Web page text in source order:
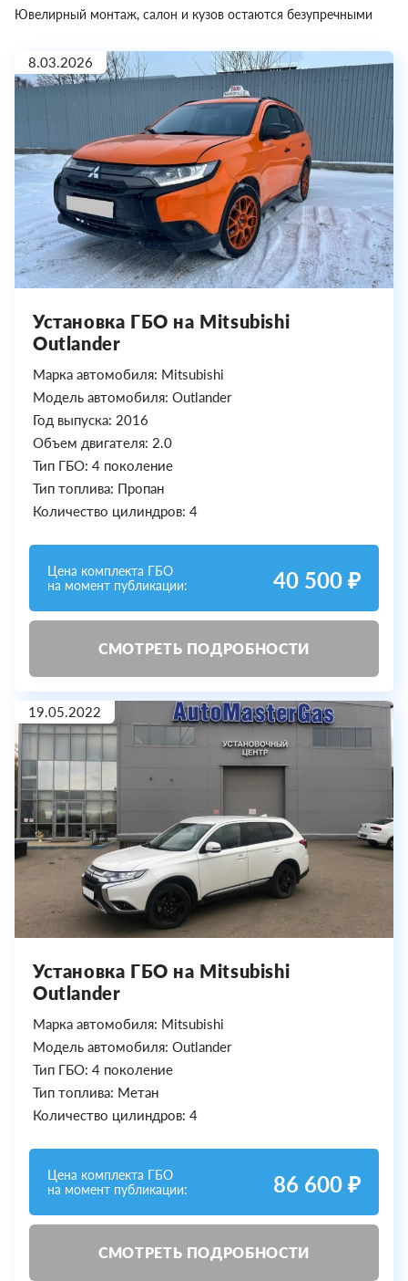
Ювелирный монтаж, салон и кузов остаются безупречными
8.03.2026
Установка ГБО на Mitsubishi
Outlander
Марка автомобиля: Mitsubishi
Модель автомобиля: Outlander
Год выпуска: 2016
Объем двигателя: 2.0
Тип ГБО: 4 поколение
Тип топлива: Пропан
Количество цилиндров: 4
Цена комплекта ГБО
на момент публикации:
40 500 ₽
СМОТРЕТЬ ПОДРОБНОСТИ
19.05.2022
Установка ГБО на Mitsubishi
Outlander
Марка автомобиля: Mitsubishi
Модель автомобиля: Outlander
Тип ГБО: 4 поколение
Тип топлива: Метан
Количество цилиндров: 4
Цена комплекта ГБО
на момент публикации:
86 600 ₽
СМОТРЕТЬ ПОДРОБНОСТИ